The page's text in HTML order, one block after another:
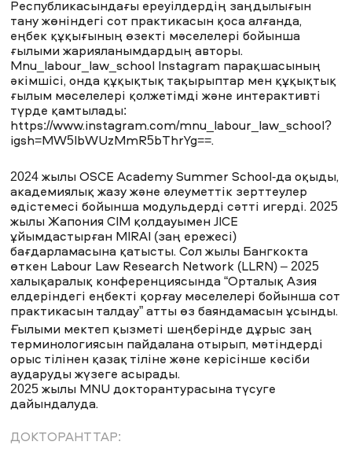
Республикасындағы ереуілдердің заңдылығын
тану жөніндегі сот практикасын қоса алғанда,
еңбек құқығының өзекті мәселелері бойынша
ғылыми жарияланымдардың авторы.
Mnu_labour_law_school Instagram парақшасының
әкімшісі, онда құқықтық тақырыптар мен құқықтық
ғылым мәселелері қолжетімді және интерактивті
түрде қамтылады:
https://www.instagram.com/mnu_labour_law_school?
igsh=MW5lbWUzMmR5bThrYg==.
2024 жылы OSCE Academy Summer School-да оқыды,
академиялық жазу және әлеуметтік зерттеулер
әдістемесі бойынша модульдерді сәтті игерді. 2025
жылы Жапония СІМ қолдауымен JICE
ұйымдастырған MIRAI (заң ережесі)
бағдарламасына қатысты. Сол жылы Бангкокта
өткен Labour Law Research Network (LLRN) – 2025
халықаралық конференциясында “Орталық Азия
елдеріндегі еңбекті қорғау мәселелері бойынша сот
практикасын талдау” атты өз баяндамасын ұсынды.
Ғылыми мектеп қызметі шеңберінде дұрыс заң
терминологиясын пайдалана отырып, мәтіндерді
орыс тілінен қазақ тіліне және керісінше кәсіби
аударуды жүзеге асырады.
2025 жылы MNU докторантурасына түсуге
дайындалуда.
ДОКТОРАНТТАР: